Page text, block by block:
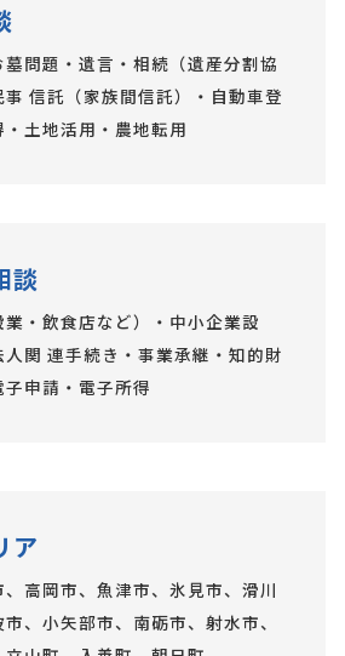
問題・遺言・相続（遺産分割協
信託（家族間信託）・自動車登
土地活用・農地転用
談
・飲食店など）・中小企業設
関 連手続き・事業承継・知的財
申請・電子所得
ア
高岡市、魚津市、氷見市、滑川
、小矢部市、南砺市、射水市、